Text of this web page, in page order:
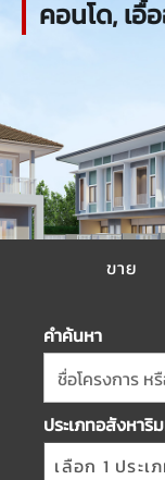
คอนโด, เอื้
ขาย
คำค้นหา
ชื่อโครงการ ห
ประเภทอสังหาริ
เลือก 1 ประเ